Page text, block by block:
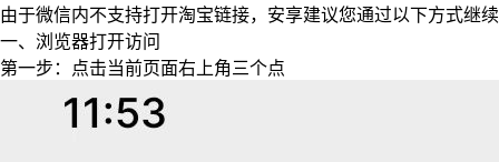
由于微信内不支持打开淘宝链接，安享建议您通过以下方式继
一、浏览器打开访问
第一步：点击当前页面右上角三个点